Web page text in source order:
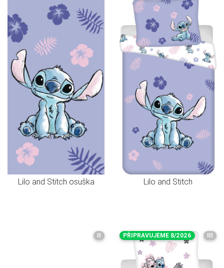
Lilo and Stitch osuška Lilo and Stitch
II PŘIPRAVUJEME 8/2026 III